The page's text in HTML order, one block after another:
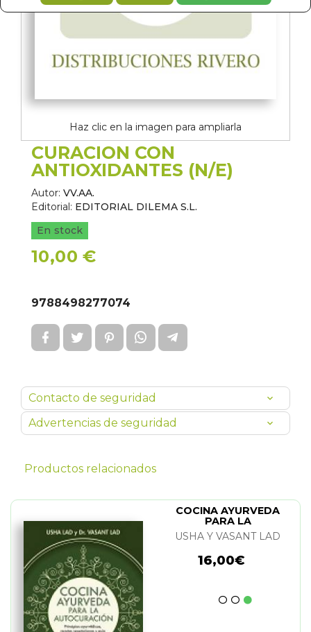
Haz clic en la imagen para ampliarla
CURACION CON
ANTIOXIDANTES (N/E)
Autor: VV.AA.
Editorial: EDITORIAL DILEMA S.L.
En stock
10,00 €
9788498277074
Contacto de seguridad
Advertencias de seguridad
Productos relacionados
COCINA AYURVEDA
PARA LA
AUTOCURACION
USHA Y VASANT LAD
16,00€